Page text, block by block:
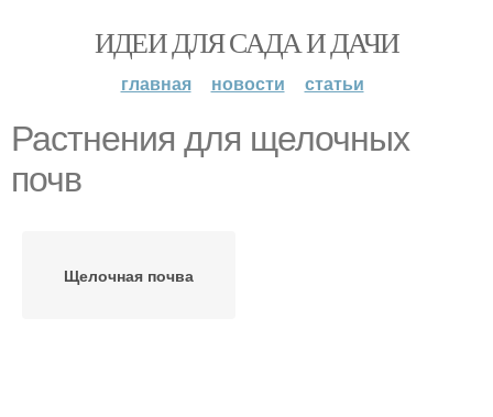
ИДЕИ ДЛЯ САДА И ДАЧИ
главная новости статьи
Растнения для щелочных
почв
Щелочная почва